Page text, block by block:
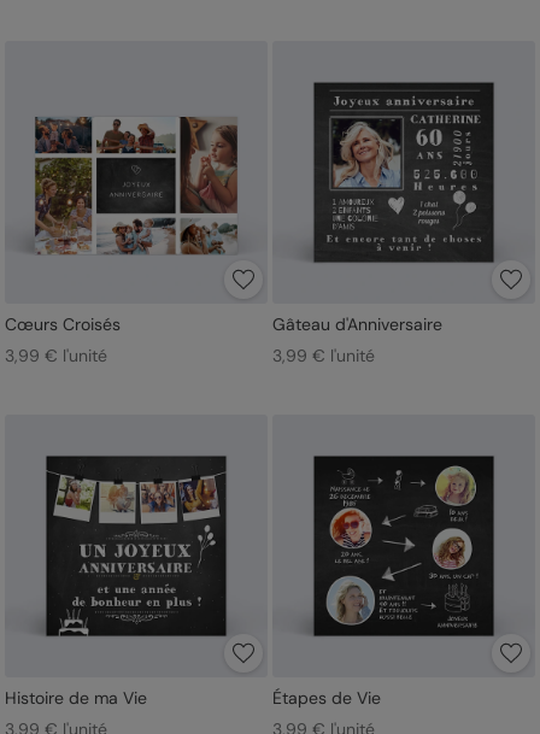
Cœurs Croisés
3,99 € l'unité
Gâteau d'Anniversaire
3,99 € l'unité
Histoire de ma Vie
3,99 € l'unité
Étapes de Vie
3,99 € l'unité